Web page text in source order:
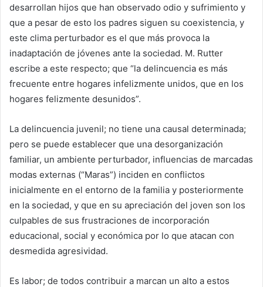
desarrollan hijos que han observado odio y sufrimiento y
que a pesar de esto los padres siguen su coexistencia, y
este clima perturbador es el que más provoca la
inadaptación de jóvenes ante la sociedad. M. Rutter
escribe a este respecto; que “la delincuencia es más
frecuente entre hogares infelizmente unidos, que en los
hogares felizmente desunidos”.
La delincuencia juvenil; no tiene una causal determinada;
pero se puede establecer que una desorganización
familiar, un ambiente perturbador, influencias de marcadas
modas externas (“Maras”) inciden en conflictos
inicialmente en el entorno de la familia y posteriormente
en la sociedad, y que en su apreciación del joven son los
culpables de sus frustraciones de incorporación
educacional, social y económica por lo que atacan con
desmedida agresividad.
Es labor; de todos contribuir a marcan un alto a estos